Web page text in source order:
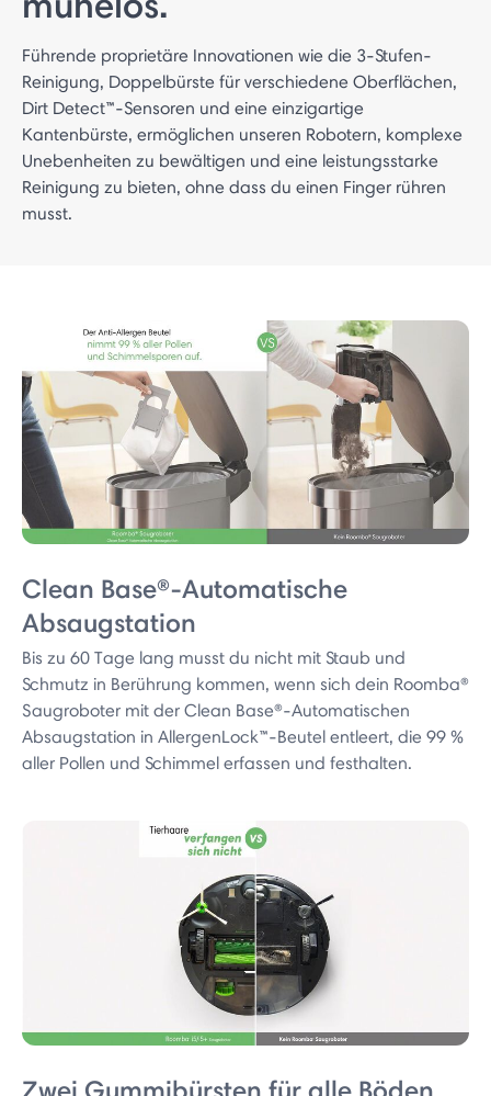
Führende proprietäre Innovationen wie die 3-Stufen-
Reinigung, Doppelbürste für verschiedene Oberflächen,
Dirt Detect™-Sensoren und eine einzigartige
Kantenbürste, ermöglichen unseren Robotern, komplexe
Unebenheiten zu bewältigen und eine leistungsstarke
Reinigung zu bieten, ohne dass du einen Finger rühren
musst.
Clean Base®-Automatische
Absaugstation
Bis zu 60 Tage lang musst du nicht mit Staub und
Schmutz in Berührung kommen, wenn sich dein Roomba®
Saugroboter mit der Clean Base®-Automatischen
Absaugstation in AllergenLock™-Beutel entleert, die 99 %
aller Pollen und Schimmel erfassen und festhalten.
Zwei Gummibürsten für alle Böden